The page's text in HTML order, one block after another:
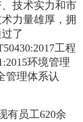
技术实力和市
力量雄厚，拥
了
工程
环境管理
管理体系认
有员工620余